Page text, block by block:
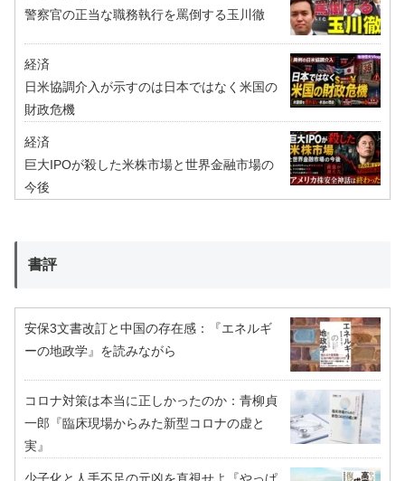
警察官の正当な職務執行を罵倒する玉川徹
経済
日米協調介入が示すのは日本ではなく米国の
財政危機
経済
巨大IPOが殺した米株市場と世界金融市場の
今後
書評
安保3文書改訂と中国の存在感：『エネルギ
ーの地政学』を読みながら
コロナ対策は本当に正しかったのか：青柳貞
一郎『臨床現場からみた新型コロナの虚と
実』
少子化と人手不足の元凶を直視せよ『やっぱ